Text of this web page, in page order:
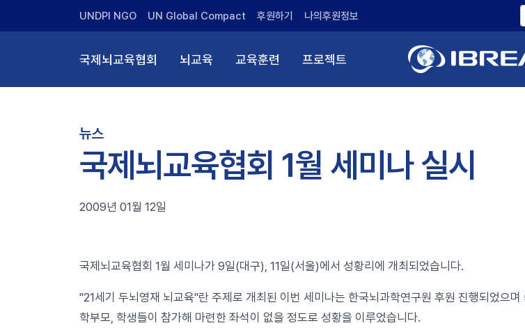
UNDPI NGO UN Global Compact 후원하기 나의후원정보
국제뇌교육협회 뇌교육 교육훈련 프로젝트
뉴스
국제뇌교육협회 1월 세미나 실시
2009년 01월 12일
국제뇌교육협회 1월 세미나가 9일(대구), 11일(서울)에서 성황리에 개최되었습니다.
"21세기 두뇌영재 뇌교육"란 주제로 개최된 이번 세미나는 한국뇌과학연구원 후원 진행되었으며
학부모, 학생들이 참가해 마련한 좌석이 없을 정도로 성황을 이루었습니다.